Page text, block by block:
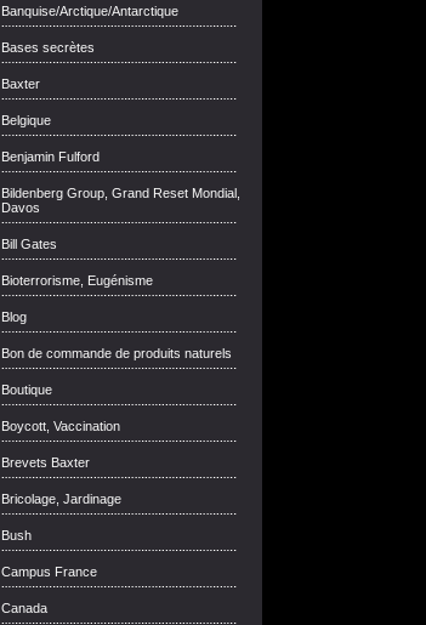
Banquise/Arctique/Antarctique
Bases secrètes
Baxter
Belgique
Benjamin Fulford
Bildenberg Group, Grand Reset Mondial,
Davos
Bill Gates
Bioterrorisme, Eugénisme
Blog
Bon de commande de produits naturels
Boutique
Boycott, Vaccination
Brevets Baxter
Bricolage, Jardinage
Bush
Campus France
Canada